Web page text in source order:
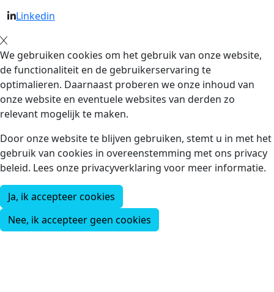
Linkedin
We gebruiken cookies om het gebruik van onze website,
de functionaliteit en de gebruikerservaring te
optimalieren. Daarnaast proberen we onze inhoud van
onze website en eventuele websites van derden zo
relevant mogelijk te maken.
Door onze website te blijven gebruiken, stemt u in met het
gebruik van cookies in overeenstemming met ons privacy
beleid. Lees onze privacyverklaring voor meer informatie.
Ja, ik accepteer cookies
Nee, ik accepteer geen cookies